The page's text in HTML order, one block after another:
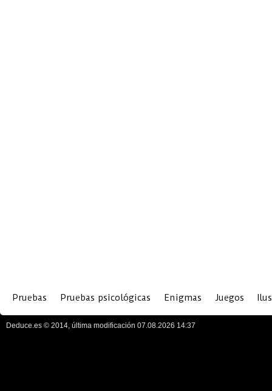
Pruebas Pruebas psicológicas Enigmas Juegos
Deduce.es © 2014, última modificación 07.08.2026 14:37